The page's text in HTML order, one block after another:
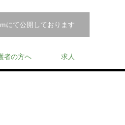
にて公開しております
者の方へ 求人